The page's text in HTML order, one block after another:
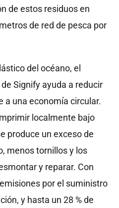
de estos residuos en
de red de pesca por
del océano, el
Signify ayuda a reducir
a una economía circular.
localmente bajo
produce un exceso de
menos tornillos y los
y reparar. Con
por el suministro
y hasta un 28 % de